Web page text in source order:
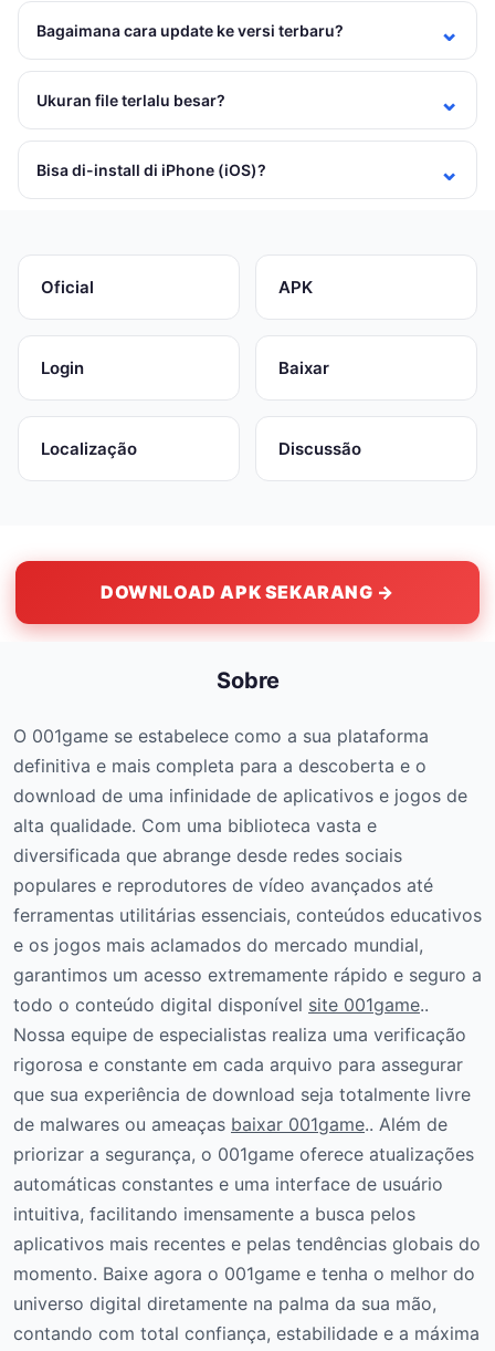
Bagaimana cara update ke versi terbaru?
Ukuran file terlalu besar?
Bisa di-install di iPhone (iOS)?
Oficial APK
Login Baixar
Localização Discussão
DOWNLOAD APK SEKARANG →
Sobre
O 001game se estabelece como a sua plataforma
definitiva e mais completa para a descoberta e o
download de uma infinidade de aplicativos e jogos de
alta qualidade. Com uma biblioteca vasta e
diversificada que abrange desde redes sociais
populares e reprodutores de vídeo avançados até
ferramentas utilitárias essenciais, conteúdos educativos
e os jogos mais aclamados do mercado mundial,
garantimos um acesso extremamente rápido e seguro a
todo o conteúdo digital disponível site 001game..
Nossa equipe de especialistas realiza uma verificação
rigorosa e constante em cada arquivo para assegurar
que sua experiência de download seja totalmente livre
de malwares ou ameaças baixar 001game.. Além de
priorizar a segurança, o 001game oferece atualizações
automáticas constantes e uma interface de usuário
intuitiva, facilitando imensamente a busca pelos
aplicativos mais recentes e pelas tendências globais do
momento. Baixe agora o 001game e tenha o melhor do
universo digital diretamente na palma da sua mão,
contando com total confiança, estabilidade e a máxima